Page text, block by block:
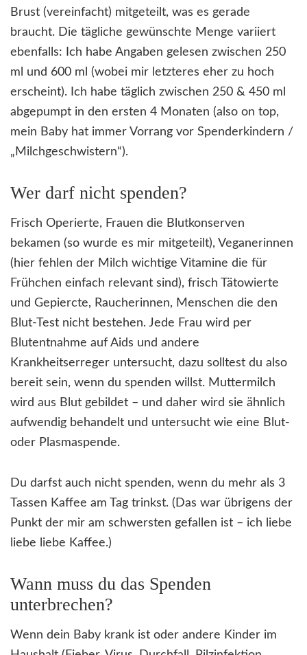
Brust (vereinfacht) mitgeteilt, was es gerade
braucht. Die tägliche gewünschte Menge variiert
ebenfalls: Ich habe Angaben gelesen zwischen 250
ml und 600 ml (wobei mir letzteres eher zu hoch
erscheint). Ich habe täglich zwischen 250 & 450 ml
abgepumpt in den ersten 4 Monaten (also on top,
mein Baby hat immer Vorrang vor Spenderkindern /
„Milchgeschwistern“).
Wer darf nicht spenden?
Frisch Operierte, Frauen die Blutkonserven
bekamen (so wurde es mir mitgeteilt), Veganerinnen
(hier fehlen der Milch wichtige Vitamine die für
Frühchen einfach relevant sind), frisch Tätowierte
und Gepiercte, Raucherinnen, Menschen die den
Blut-Test nicht bestehen. Jede Frau wird per
Blutentnahme auf Aids und andere
Krankheitserreger untersucht, dazu solltest du also
bereit sein, wenn du spenden willst. Muttermilch
wird aus Blut gebildet – und daher wird sie ähnlich
aufwendig behandelt und untersucht wie eine Blut-
oder Plasmaspende.
Du darfst auch nicht spenden, wenn du mehr als 3
Tassen Kaffee am Tag trinkst. (Das war übrigens der
Punkt der mir am schwersten gefallen ist – ich liebe
liebe liebe Kaffee.)
Wann muss du das Spenden
unterbrechen?
Wenn dein Baby krank ist oder andere Kinder im